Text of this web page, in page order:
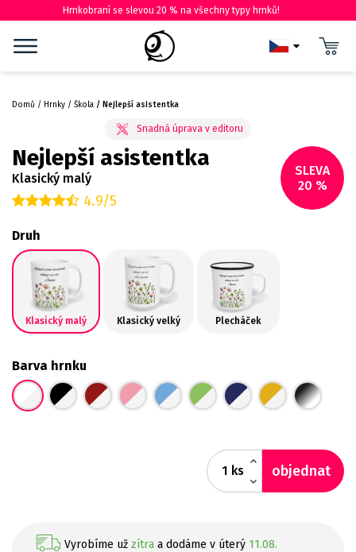
Hrnkobraní se slevou 20 % na všechny typy hrnků!
Domů Hrnky Škola Nejlepší asistentka
SLEVA
20 %
Nejlepší asistentka
Klasický malý
4.9/5
Druh
Klasický malý Klasický velký Plecháček
Barva hrnku
ks objednat
Vyrobíme už zítra a dodáme v úterý 11.08.